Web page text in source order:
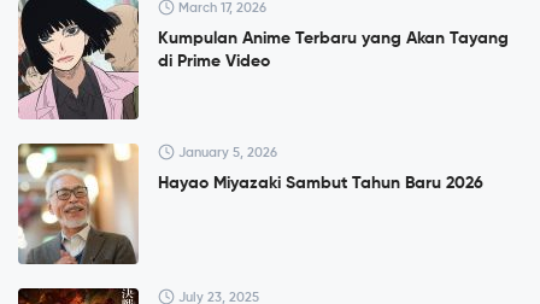
March 17, 2026
Kumpulan Anime Terbaru yang Akan Tayang
di Prime Video
January 5, 2026
Hayao Miyazaki Sambut Tahun Baru 2026
July 23, 2025